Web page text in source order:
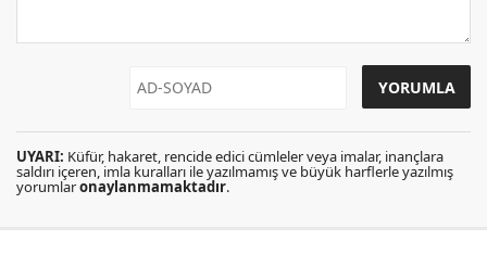
UYARI: Küfür, hakaret, rencide edici cümleler veya imalar, inançlara
saldırı içeren, imla kuralları ile yazılmamış ve büyük harflerle yazılmış
yorumlaronaylanmamaktadır.